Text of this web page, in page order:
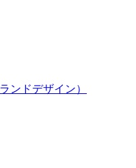
ンドデザイン）